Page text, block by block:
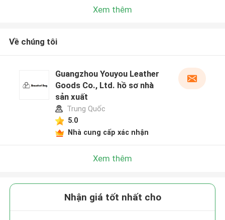
Xem thêm
Về chúng tôi
Guangzhou Youyou Leather
Goods Co., Ltd. hồ sơ nhà
sản xuất
Trung Quốc
5.0
Nhà cung cấp xác nhận
Xem thêm
Nhận giá tốt nhất cho